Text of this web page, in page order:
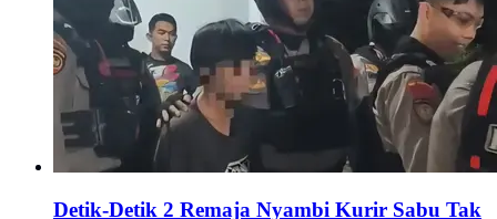
Detik-Detik 2 Remaja Nyambi Kurir Sabu Tak